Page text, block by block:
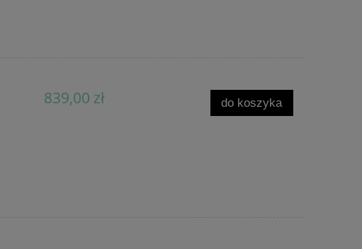
839,00 zł do koszyka